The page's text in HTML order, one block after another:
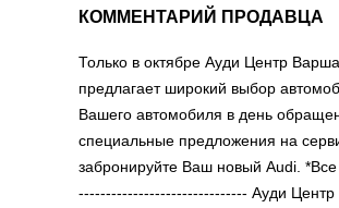
КОММЕНТАРИЙ ПРОДАВЦА
Только в октябре Ауди Центр
предлагает широкий выбор
Вашего автомобиля в день
специальные предложения на
забронируйте Ваш новый Audi.
------------------------------- Ауди